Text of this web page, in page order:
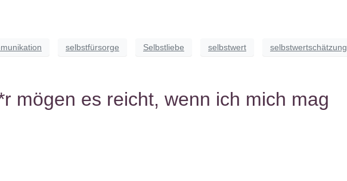
selbstfürsorge Selbstliebe selbstwert selbstwertschätzung
mögen es reicht, wenn ich mich mag